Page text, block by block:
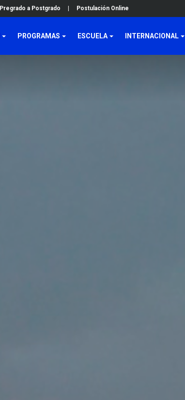
Pregrado a Postgrado Postulación Online
PROGRAMAS ESCUELA INTERNACIONAL